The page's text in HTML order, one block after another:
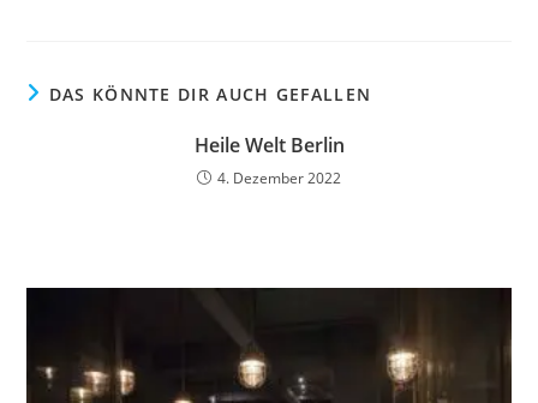
DAS KÖNNTE DIR AUCH GEFALLEN
Heile Welt Berlin
4. Dezember 2022